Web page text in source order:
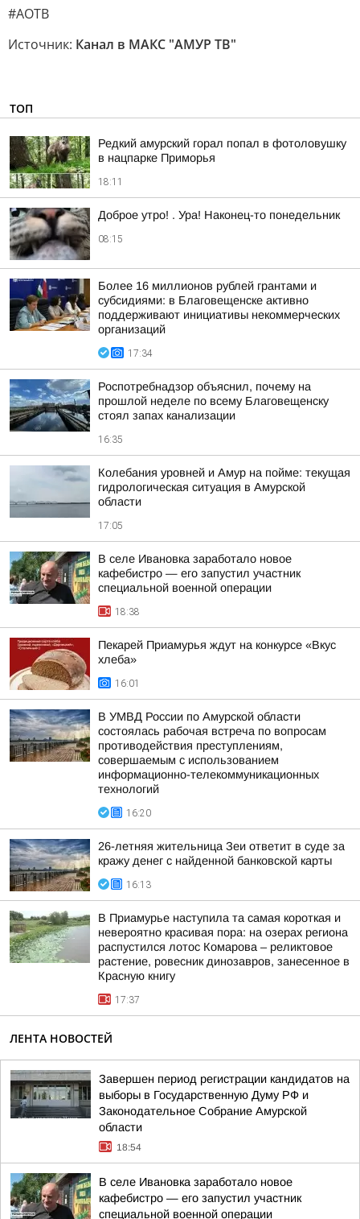
#АОТВ
Источник: Канал в МАКС "АМУР ТВ"
ТОП
Редкий амурский горал попал в фотоловушку
в нацпарке Приморья
18:11
Доброе утро! . Ура! Наконец-то понедельник
08:15
Более 16 миллионов рублей грантами и
субсидиями: в Благовещенске активно
поддерживают инициативы некоммерческих
организаций
17:34
Роспотребнадзор объяснил, почему на
прошлой неделе по всему Благовещенску
стоял запах канализации
16:35
Колебания уровней и Амур на пойме: текущая
гидрологическая ситуация в Амурской
области
17:05
В селе Ивановка заработало новое
кафебистро — его запустил участник
специальной военной операции
18:38
Пекарей Приамурья ждут на конкурсе «Вкус
хлеба»
16:01
В УМВД России по Амурской области
состоялась рабочая встреча по вопросам
противодействия преступлениям,
совершаемым с использованием
информационно-телекоммуникационных
технологий
16:20
26-летняя жительница Зеи ответит в суде за
кражу денег с найденной банковской карты
16:13
В Приамурье наступила та самая короткая и
невероятно красивая пора: на озерах региона
распустился лотос Комарова – реликтовое
растение, ровесник динозавров, занесенное в
Красную книгу
17:37
ЛЕНТА НОВОСТЕЙ
Завершен период регистрации кандидатов на
выборы в Государственную Думу РФ и
Законодательное Собрание Амурской
области
18:54
В селе Ивановка заработало новое
кафебистро — его запустил участник
специальной военной операции